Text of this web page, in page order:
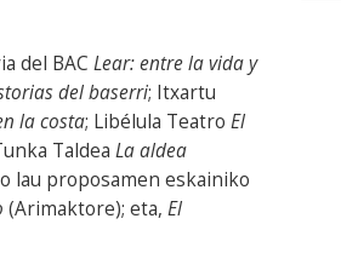
del BAC Lear: entre la vida y
del baserri; Itxartu
la costa; Libélula Teatro El
Taldea La aldea
lau proposamen eskainiko
(Arimaktore); eta, El